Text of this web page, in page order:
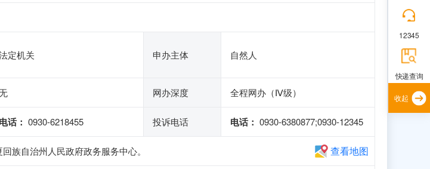
定机关 申办主体 自然人
网办深度 全程网办（Ⅳ级）
电话： 0930-6218455 投诉电话 电话： 0930-6380877;0930-12345
族自治州人民政府政务服务中心。 查看地图
12345
快递查询
收起